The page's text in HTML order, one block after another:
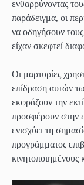
ενθαρρύνοντας
παράδειγμα, οι
να οδηγήσουν
είχαν σκεφτεί
Οι μαρτυρίες
επίδραση αυτών
εκφράζουν την
προσφέρουν στην
ενισχύει τη
προγράμματος
κινητοποιημένους